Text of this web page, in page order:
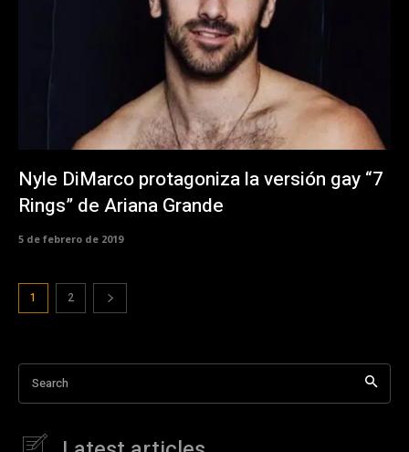
Nyle DiMarco protagoniza la versión gay “7
Rings” de Ariana Grande
5 de febrero de 2019
1 2
Search